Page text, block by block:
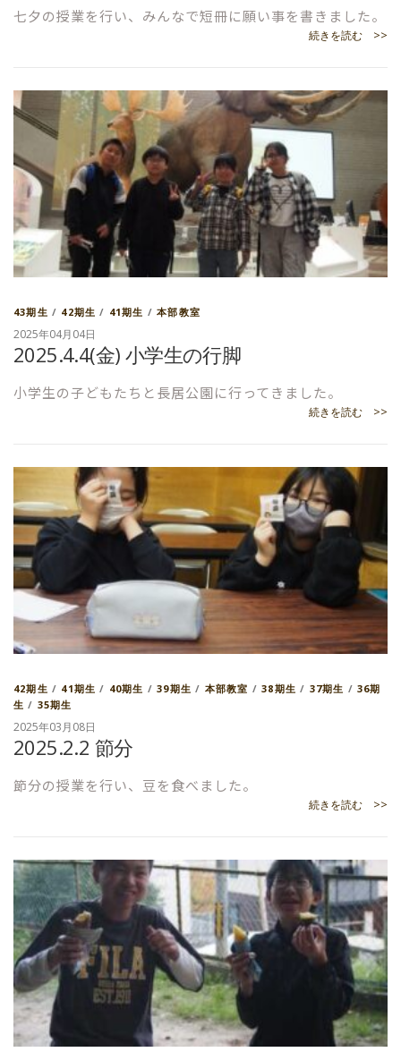
七夕の授業を行い、みんなで短冊に願い事を書きました。
続きを読む >>
43期生 / 42期生 / 41期生 /本部教室
2025年04月04日
2025.4.4(金) 小学生の行脚
小学生の子どもたちと長居公園に行ってきました。
続きを読む >>
42期生 / 41期生 / 40期生 /39期生 / 本部教室 /38期生 / 37期生 / 36期
生 / 35期生
2025年03月08日
2025.2.2 節分
節分の授業を行い、豆を食べました。
続きを読む >>